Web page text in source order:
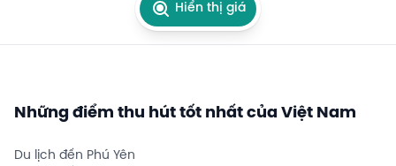
Hiển thị giá
Những điểm thu hút tốt nhất của Việt Nam
Du lịch đến Phú Yên